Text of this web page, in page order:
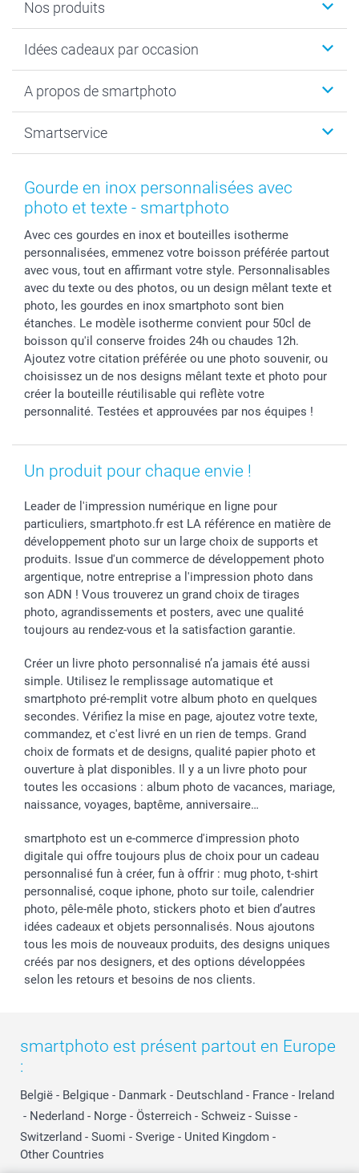
Nos produits
Calendrier photo & Agenda photo
Tirage photo & agrandissement
Faire-part & Cartes
Coques smartphone
Stickers & Etiquettes
Dénicheur d'idées cadeau
Idées cadeaux par occasion
Anniversaire
Naissance & baptême
Fête des Mères
Fête des Pères
Baptême
Toussaint
Rentrée des classes
Saint-Valentin
Vacances
A propos de smartphoto
Plan du site
Droit de rétraction
Plaintes
Gestion des cookies
Tarifs
Partenariats & Influence
Investisseurs
Smartservice
Aide
smartbonus
Livraison
Modes de paiement
Grandes quantités
Statut de ma commande
Gourde en inox personnalisées avec
photo et texte - smartphoto
Avec ces gourdes en inox et bouteilles isotherme
personnalisées, emmenez votre boisson préférée partout
avec vous, tout en affirmant votre style. Personnalisables
avec du texte ou des photos, ou un design mêlant texte et
photo, les gourdes en inox smartphoto sont bien
étanches. Le modèle isotherme convient pour 50cl de
boisson qu'il conserve froides 24h ou chaudes 12h.
Ajoutez votre citation préférée ou une photo souvenir, ou
choisissez un de nos designs mêlant texte et photo pour
créer la bouteille réutilisable qui reflète votre
personnalité. Testées et approuvées par nos équipes !
Un produit pour chaque envie !
Leader de l'impression numérique en ligne pour
particuliers, smartphoto.fr est LA référence en matière de
développement photo sur un large choix de supports et
produits. Issue d'un commerce de développement photo
argentique, notre entreprise a l'impression photo dans
son ADN ! Vous trouverez un grand choix de tirages
photo, agrandissements et posters, avec une qualité
toujours au rendez-vous et la satisfaction garantie.
Créer un livre photo personnalisé n’a jamais été aussi
simple. Utilisez le remplissage automatique et
smartphoto pré-remplit votre album photo en quelques
secondes. Vérifiez la mise en page, ajoutez votre texte,
commandez, et c'est livré en un rien de temps. Grand
choix de formats et de designs, qualité papier photo et
ouverture à plat disponibles. Il y a un livre photo pour
toutes les occasions : album photo de vacances, mariage,
naissance, voyages, baptême, anniversaire…
smartphoto est un e-commerce d'impression photo
digitale qui offre toujours plus de choix pour un cadeau
personnalisé fun à créer, fun à offrir : mug photo, t-shirt
personnalisé, coque iphone, photo sur toile, calendrier
photo, pêle-mêle photo, stickers photo et bien d’autres
idées cadeaux et objets personnalisés. Nous ajoutons
tous les mois de nouveaux produits, des designs uniques
créés par nos designers, et des options développées
selon les retours et besoins de nos clients.
smartphoto est présent partout en Europe
:
België - Belgique - Danmark - Deutschland - France - Ireland
- Nederland - Norge - Österreich - Schweiz - Suisse -
Switzerland - Suomi - Sverige - United Kingdom -
Other Countries